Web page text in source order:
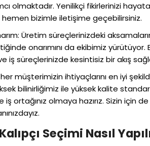
olmaktadır. Yenilikçi fikirlerinizi
hemen bizimle iletişime geçebilirsiniz.
Üretim süreçlerinizdeki
onarımını da ekibimiz
iş süreçlerinizde kesintisiz bir akış
her müşterimizin ihtiyaçlarını en iyi
bilinirliğimiz ile yüksek kalite
ortağınız olmaya hazırız. Sizin için
Seçimi Nasıl